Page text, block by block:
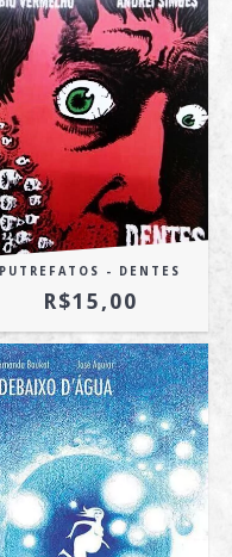
PUTREFATOS - DENTES
R$15,00